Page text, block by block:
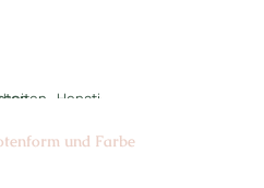
und Farbe